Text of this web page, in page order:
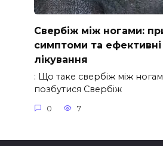
Свербіж між ногами:
симптоми та
лікування
: Що таке свербіж між
позбутися Свербіж
0 7